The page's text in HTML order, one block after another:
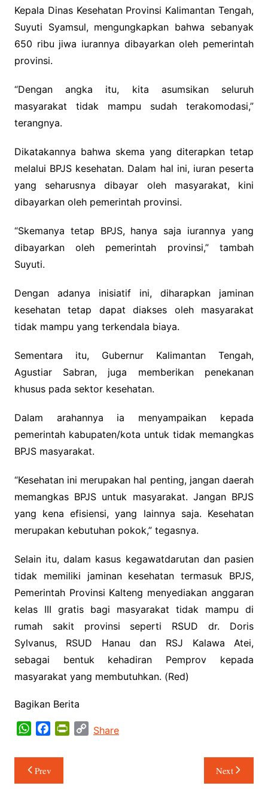
Kepala Dinas Kesehatan Provinsi Kalimantan Tengah,
Suyuti Syamsul, mengungkapkan bahwa sebanyak
650 ribu jiwa iurannya dibayarkan oleh pemerintah
provinsi.
“Dengan angka itu, kita asumsikan seluruh
masyarakat tidak mampu sudah terakomodasi,”
terangnya.
Dikatakannya bahwa skema yang diterapkan tetap
melalui BPJS kesehatan. Dalam hal ini, iuran peserta
yang seharusnya dibayar oleh masyarakat, kini
dibayarkan oleh pemerintah provinsi.
“Skemanya tetap BPJS, hanya saja iurannya yang
dibayarkan oleh pemerintah provinsi,” tambah
Suyuti.
Dengan adanya inisiatif ini, diharapkan jaminan
kesehatan tetap dapat diakses oleh masyarakat
tidak mampu yang terkendala biaya.
Sementara itu, Gubernur Kalimantan Tengah,
Agustiar Sabran, juga memberikan penekanan
khusus pada sektor kesehatan.
Dalam arahannya ia menyampaikan kepada
pemerintah kabupaten/kota untuk tidak memangkas
BPJS masyarakat.
“Kesehatan ini merupakan hal penting, jangan daerah
memangkas BPJS untuk masyarakat. Jangan BPJS
yang kena efisiensi, yang lainnya saja. Kesehatan
merupakan kebutuhan pokok,” tegasnya.
Selain itu, dalam kasus kegawatdarutan dan pasien
tidak memiliki jaminan kesehatan termasuk BPJS,
Pemerintah Provinsi Kalteng menyediakan anggaran
kelas III gratis bagi masyarakat tidak mampu di
rumah sakit provinsi seperti RSUD dr. Doris
Sylvanus, RSUD Hanau dan RSJ Kalawa Atei,
sebagai bentuk kehadiran Pemprov kepada
masyarakat yang membutuhkan. (Red)
Bagikan Berita
W
a
t
s
c
e
b
CShare
Navigasi
pos
Prev Next